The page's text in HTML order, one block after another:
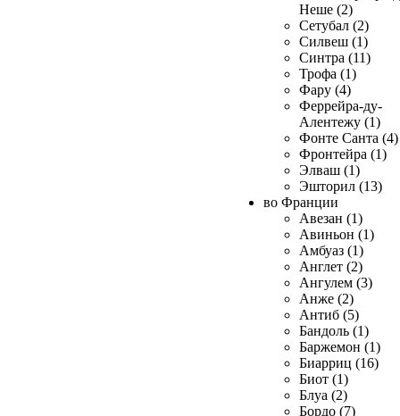
Неше (2)
Сетубал (2)
Силвеш (1)
Синтра (11)
Трофа (1)
Фару (4)
Феррейра-ду-
Алентежу (1)
Фонте Санта (4)
Фронтейра (1)
Элваш (1)
Эшторил (13)
во Франции
Авезан (1)
Авиньон (1)
Амбуаз (1)
Англет (2)
Ангулем (3)
Анже (2)
Антиб (5)
Бандоль (1)
Баржемон (1)
Биарриц (16)
Биот (1)
Блуа (2)
Бордо (7)